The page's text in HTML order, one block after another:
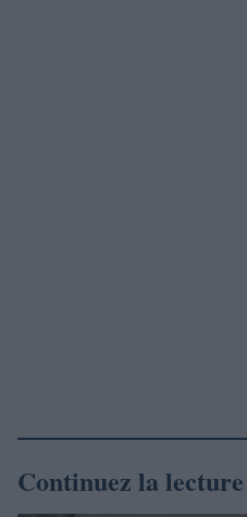
Continuez la lecture